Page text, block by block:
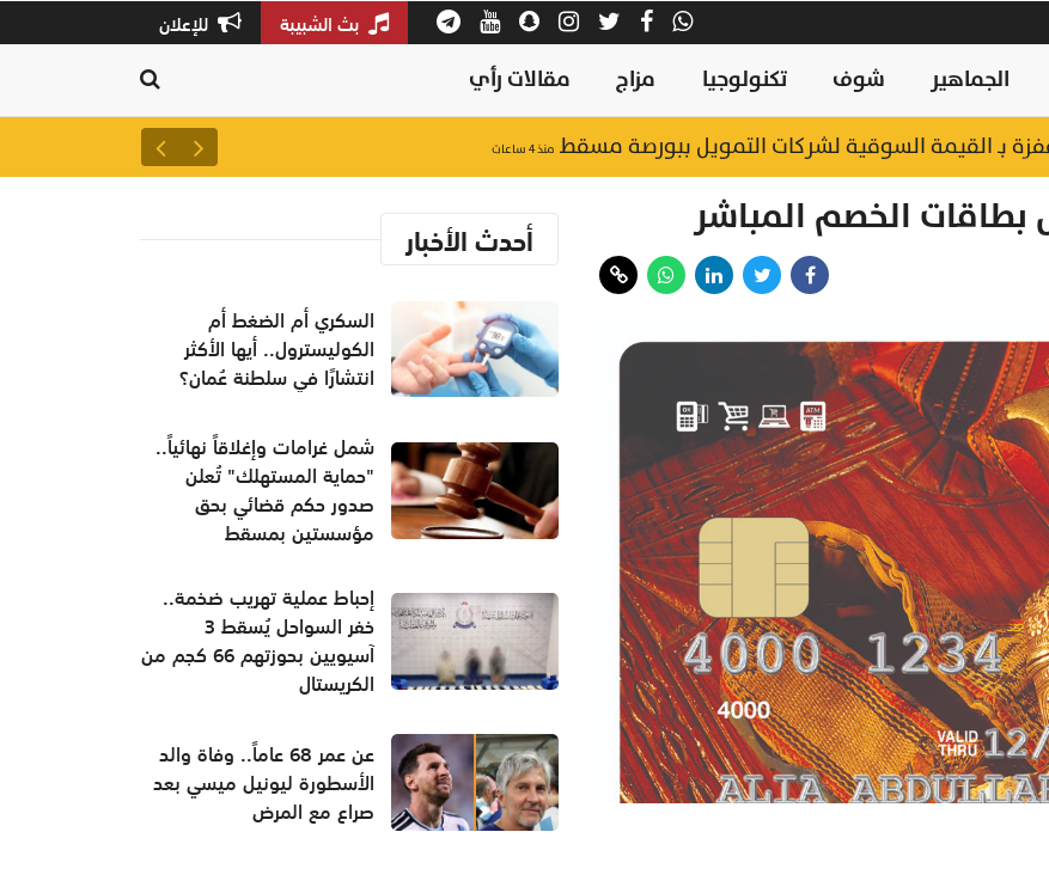
بث الشبيبة للإعلان
الجماهير شوف تكنولوجيا مزاج مقالات رأي
منذ ٤ ساعات شمل غرامات وإغلاقاً
الخصم المباشر أحدث الأخبار
السكري أم الضغط أم
الكوليسترول.. أيها الأكثر
انتشارًا في سلطنة عُمان؟
شمل غرامات وإغلاقاً نهائياً..
"حماية المستهلك" تُعلن
صدور حكم قضائي بحق
مؤسستين بمسقط
إحباط عملية تهريب ضخمة..
خفر السواحل يُسقط 3
آسيويين بحوزتهم 66 كجم من
الكريستال
عن عمر 68 عاماً.. وفاة والد
الأسطورة ليونيل ميسي بعد
صراع مع المرض